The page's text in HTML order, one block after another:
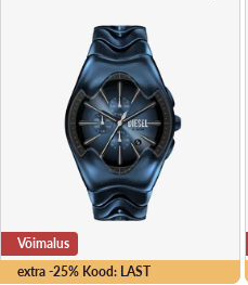
extra -25% Kood: LAST
Võimalus